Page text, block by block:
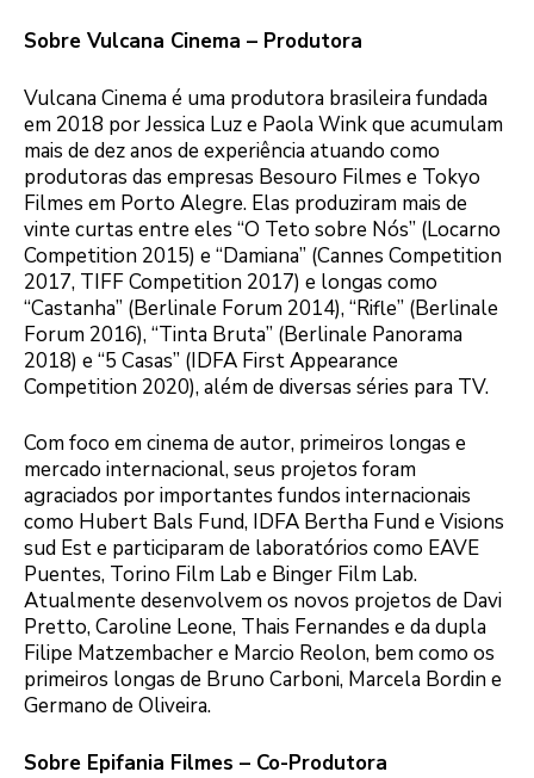
Sobre Vulcana Cinema – Produtora
Vulcana Cinema é uma produtora brasileira fundada
em 2018 por Jessica Luz e Paola Wink que acumulam
mais de dez anos de experiência atuando como
produtoras das empresas Besouro Filmes e Tokyo
Filmes em Porto Alegre. Elas produziram mais de
vinte curtas entre eles “O Teto sobre Nós” (Locarno
Competition 2015) e “Damiana” (Cannes Competition
2017, TIFF Competition 2017) e longas como
“Castanha” (Berlinale Forum 2014), “Rifle” (Berlinale
Forum 2016), “Tinta Bruta” (Berlinale Panorama
2018) e “5 Casas” (IDFA First Appearance
Competition 2020), além de diversas séries para TV.
Com foco em cinema de autor, primeiros longas e
mercado internacional, seus projetos foram
agraciados por importantes fundos internacionais
como Hubert Bals Fund, IDFA Bertha Fund e Visions
sud Est e participaram de laboratórios como EAVE
Puentes, Torino Film Lab e Binger Film Lab.
Atualmente desenvolvem os novos projetos de Davi
Pretto, Caroline Leone, Thais Fernandes e da dupla
Filipe Matzembacher e Marcio Reolon, bem como os
primeiros longas de Bruno Carboni, Marcela Bordin e
Germano de Oliveira.
Sobre Epifania Filmes – Co-Produtora